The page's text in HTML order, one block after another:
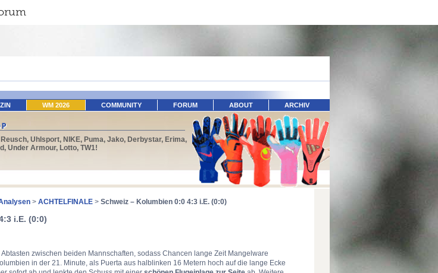
WM 2026 COMMUNITY FORUM ABOUT ARCHIV
Uhlsport, NIKE, Puma, Jako, Derbystar, Erima,
Under Armour, Lotto, TW1!
> ACHTELFINALE > Schweiz – Kolumbien 0:0 4:3 i.E. (0:0)
i.E. (0:0)
zwischen beiden Mannschaften, sodass Chancen lange Zeit Mangelware
in der 21. Minute, als Puerta aus halblinken 16 Metern hoch auf die lange Ecke